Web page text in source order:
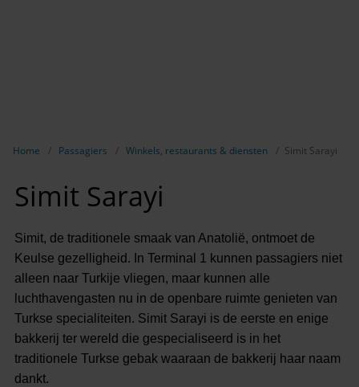
Home Passagiers Winkels, restaurants & diensten Simit Sarayi
Simit Sarayi
Simit, de traditionele smaak van Anatolië, ontmoet de
Keulse gezelligheid. In Terminal 1 kunnen passagiers niet
alleen naar Turkije vliegen, maar kunnen alle
luchthavengasten nu in de openbare ruimte genieten van
Turkse specialiteiten. Simit Sarayi is de eerste en enige
bakkerij ter wereld die gespecialiseerd is in het
traditionele Turkse gebak waaraan de bakkerij haar naam
dankt.